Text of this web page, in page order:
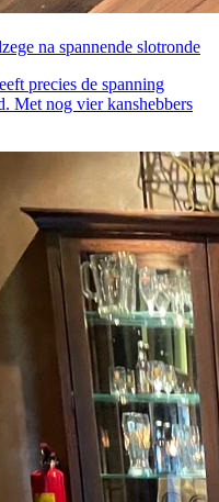
na spannende slotronde
precies de spanning
Met nog vier kanshebbers